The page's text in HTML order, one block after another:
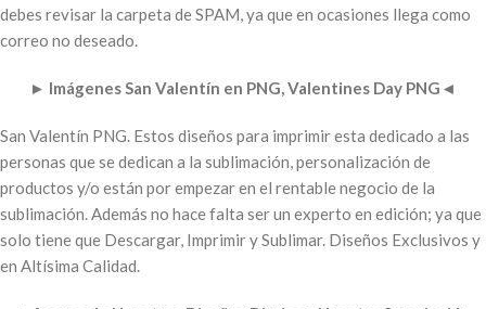
debes revisar la carpeta de SPAM, ya que en ocasiones llega como
correo no deseado.
► Imágenes San Valentín en PNG, Valentines Day PNG ◄
San Valentín PNG. Estos diseños para imprimir esta dedicado a las
personas que se dedican a la sublimación, personalización de
productos y/o están por empezar en el rentable negocio de la
sublimación. Además no hace falta ser un experto en edición; ya que
solo tiene que Descargar, Imprimir y Sublimar. Diseños Exclusivos y
en Altísima Calidad.